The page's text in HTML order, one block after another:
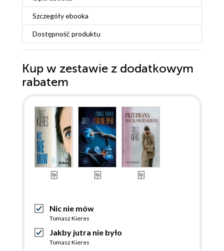
Szczegółyebooka
Dostępność produktu
Kup w zestawie z dodatkowym
rabatem
Nic nie mów
Tomasz Kieres
Jakby jutra nie było
Tomasz Kieres